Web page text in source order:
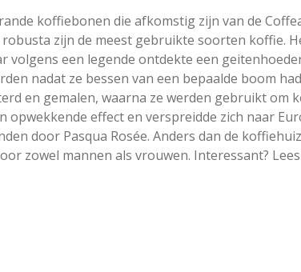
koffiebonen die afkomstig zijn van de
zijn de meest gebruikte soorten koffie.
volgens een legende ontdekte een
nadat ze bessen van een bepaalde boom
en gemalen, waarna ze werden gebruikt om
opwekkende effect en verspreidde zich naar
door Pasqua Rosée. Anders dan de
zowel mannen als vrouwen. Interessant?